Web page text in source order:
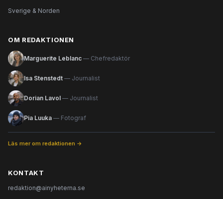
Sverige & Norden
OM REDAKTIONEN
Marguerite Leblanc — Chefredaktör
Isa Stenstedt — Journalist
Dorian Lavol — Journalist
Pia Luuka — Fotograf
Läs mer om redaktionen →
KONTAKT
redaktion@ainyheterna.se